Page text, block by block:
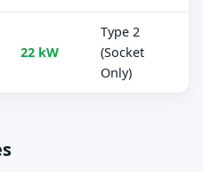
22 kW
Type 2
(Socket
Only)